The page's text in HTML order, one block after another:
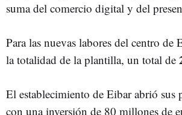
suma del comercio digital y del
Para las nuevas labores del centro de
la totalidad de la plantilla, un total de
El establecimiento de Eibar abrió sus
con una inversión de 80 millones de